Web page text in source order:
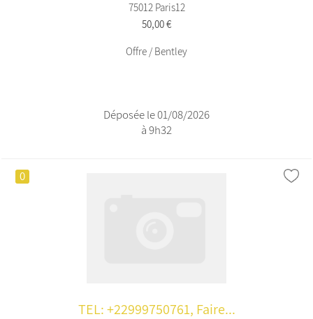
75012 Paris12
50,00 €
Offre / Bentley
Déposée le 01/08/2026
à 9h32
0
TEL: +22999750761, Faire...